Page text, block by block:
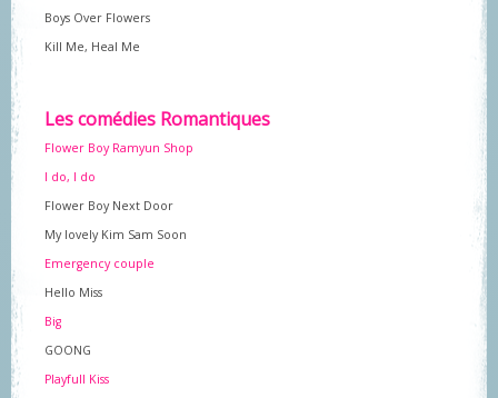
Boys Over Flowers
Kill Me, Heal Me
Les comédies Romantiques
Flower Boy Ramyun Shop
I do, I do
Flower Boy Next Door
My lovely Kim Sam Soon
Emergency couple
Hello Miss
Big
GOONG
Playfull Kiss